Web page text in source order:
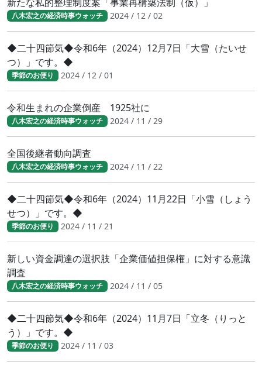
新たな私的整理制度案「事業再構築法制（仮）」
八木宏之の経済時事ウォッチ 2024 / 12 / 02
◆二十四節気◆令和6年（2024）12月7日「大雪（たいせ
つ）」です。◆
季節のお便り 2024 / 12 / 01
令和生まれの企業倒産 1925社に
八木宏之の経済時事ウォッチ 2024 / 11 / 29
全国後継者動向調査
八木宏之の経済時事ウォッチ 2024 / 11 / 22
◆二十四節気◆令和6年（2024）11月22日「小雪（しょう
せつ）」です。◆
季節のお便り 2024 / 11 / 21
新しい資金調達の選択肢「企業価値担保権」に対する意識
調査
八木宏之の経済時事ウォッチ 2024 / 11 / 05
◆二十四節気◆令和6年（2024）11月7日「立冬（りっと
う）」です。◆
季節のお便り 2024 / 11 / 03